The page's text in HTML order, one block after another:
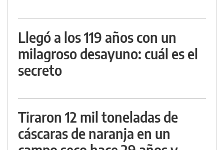
Llegó a los 119 años con un
milagroso desayuno: cuál es el
secreto
Tiraron 12 mil toneladas de
cáscaras de naranja en un